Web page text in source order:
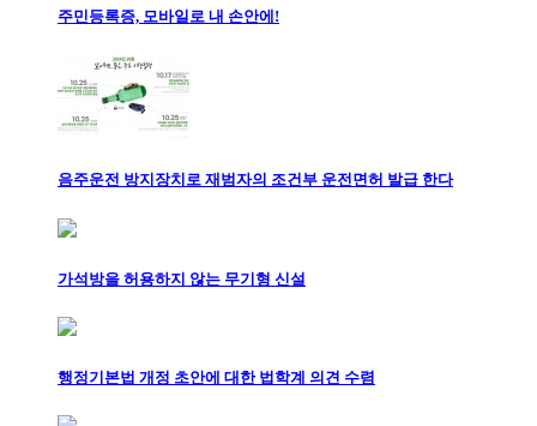
주민등록증, 모바일로 내 손안에!
음주운전 방지장치로 재범자의 조건부 운전면허 발급 한다
가석방을 허용하지 않는 무기형 신설
행정기본법 개정 초안에 대한 법학계 의견 수렴